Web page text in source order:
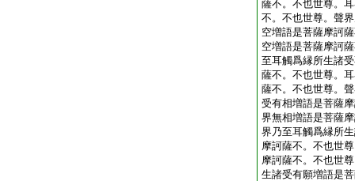
薩不。不也世尊。
不。不也世尊。聲
空増語是菩薩摩訶
空増語是菩薩摩訶
至耳觸爲縁所生諸
薩不。不也世尊。
薩不。不也世尊。
受有相増語是菩薩
界無相増語是菩薩
界乃至耳觸爲縁所
摩訶薩不。不也世
摩訶薩不。不也世
生諸受有願増語是